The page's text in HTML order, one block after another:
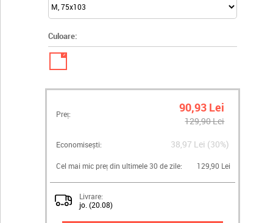
Culoare:
✓
Preț: 90,93 Lei
129,90 Lei
Economisești: 38,97 Lei (30%)
Cel mai mic preț din ultimele 30 de zile: 129,90 Lei
Livrare:
jo. (20.08)